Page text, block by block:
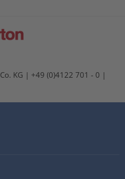
KG | +49 (0)4122 701 - 0 |